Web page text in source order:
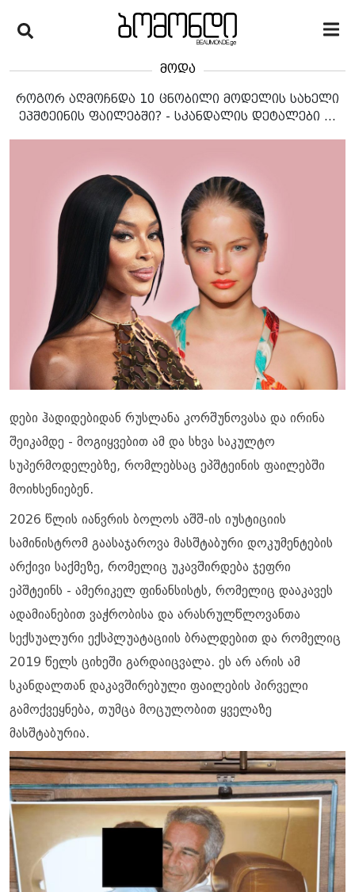
მოდა
როგორ აღმოჩნდა 10 ცნობილი მოდელის სახელი
ეპშტეინის ფაილებში? - სკანდალის დეტალები ...
დები ჰადიდებიდან რუსლანა კორშუნოვასა და ირინა
შეიკამდე - მოგიყვებით ამ და სხვა საკულტო
სუპერმოდელებზე, რომლებსაც ეპშტეინის ფაილებში
მოიხსენიებენ.
2026 წლის იანვრის ბოლოს აშშ-ის იუსტიციის
სამინისტრომ გაასაჯაროვა მასშტაბური დოკუმენტების
არქივი საქმეზე, რომელიც უკავშირდება ჯეფრი
ეპშტეინს - ამერიკელ ფინანსისტს, რომელიც დააკავეს
ადამიანებით ვაჭრობისა და არასრულწლოვანთა
სექსუალური ექსპლუატაციის ბრალდებით და რომელიც
2019 წელს ციხეში გარდაიცვალა. ეს არ არის ამ
სკანდალთან დაკავშირებული ფაილების პირველი
გამოქვეყნება, თუმცა მოცულობით ყველაზე
მასშტაბურია.